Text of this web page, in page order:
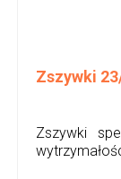
Zszywki
Zszywki